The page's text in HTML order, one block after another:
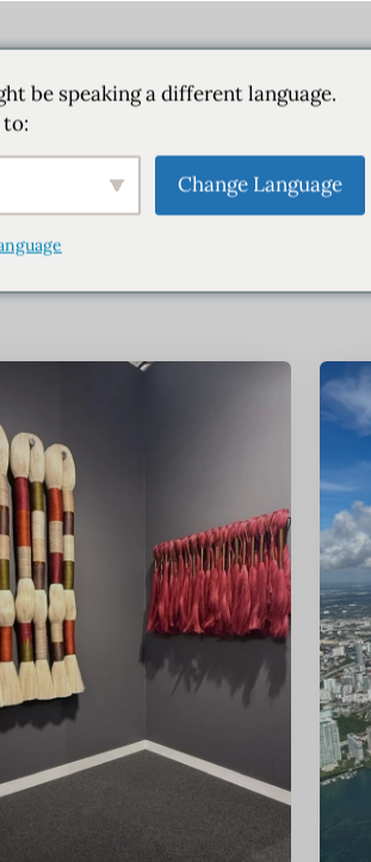
Miami
Categoría:Miami
be speaking a different language.
Change Language